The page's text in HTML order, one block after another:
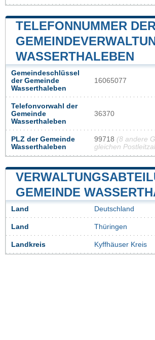
TELEFONNUMMER DER
WASSERTHALEBEN
Gemeindeschlüssel
der Gemeinde
Wasserthaleben
16065077
Telefonvorwahl der
Gemeinde
Wasserthaleben
36370
PLZ der Gemeinde
Wasserthaleben
99718 (8 andere
gleichen
GEMEINDE
Land Deutschland
Land Thüringen
Landkreis Kyffhäuser Kreis